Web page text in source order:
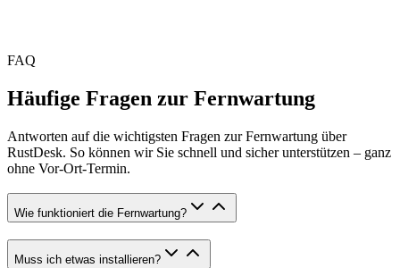
FAQ
Häufige Fragen zur Fernwartung
Antworten auf die wichtigsten Fragen zur Fernwartung über
RustDesk. So können wir Sie schnell und sicher unterstützen – ganz
ohne Vor-Ort-Termin.
Wie funktioniert die Fernwartung?
Muss ich etwas installieren?